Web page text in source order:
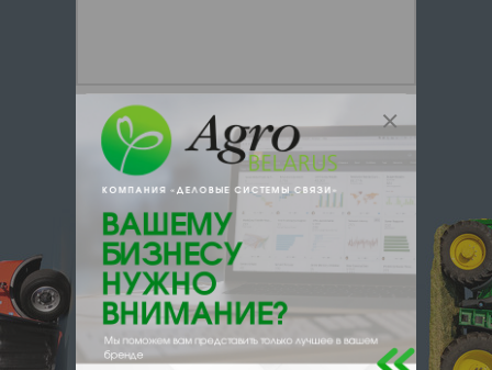
+ 375Показать телефоны
e-mail:a:2:{s:5:"VALUE";a:0:
{}s:11:"DESCRIPTION";a:0:{}}
231742, , , , Гродненский р-н, д
Чернуха